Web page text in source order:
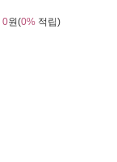
0원(0% 적립)